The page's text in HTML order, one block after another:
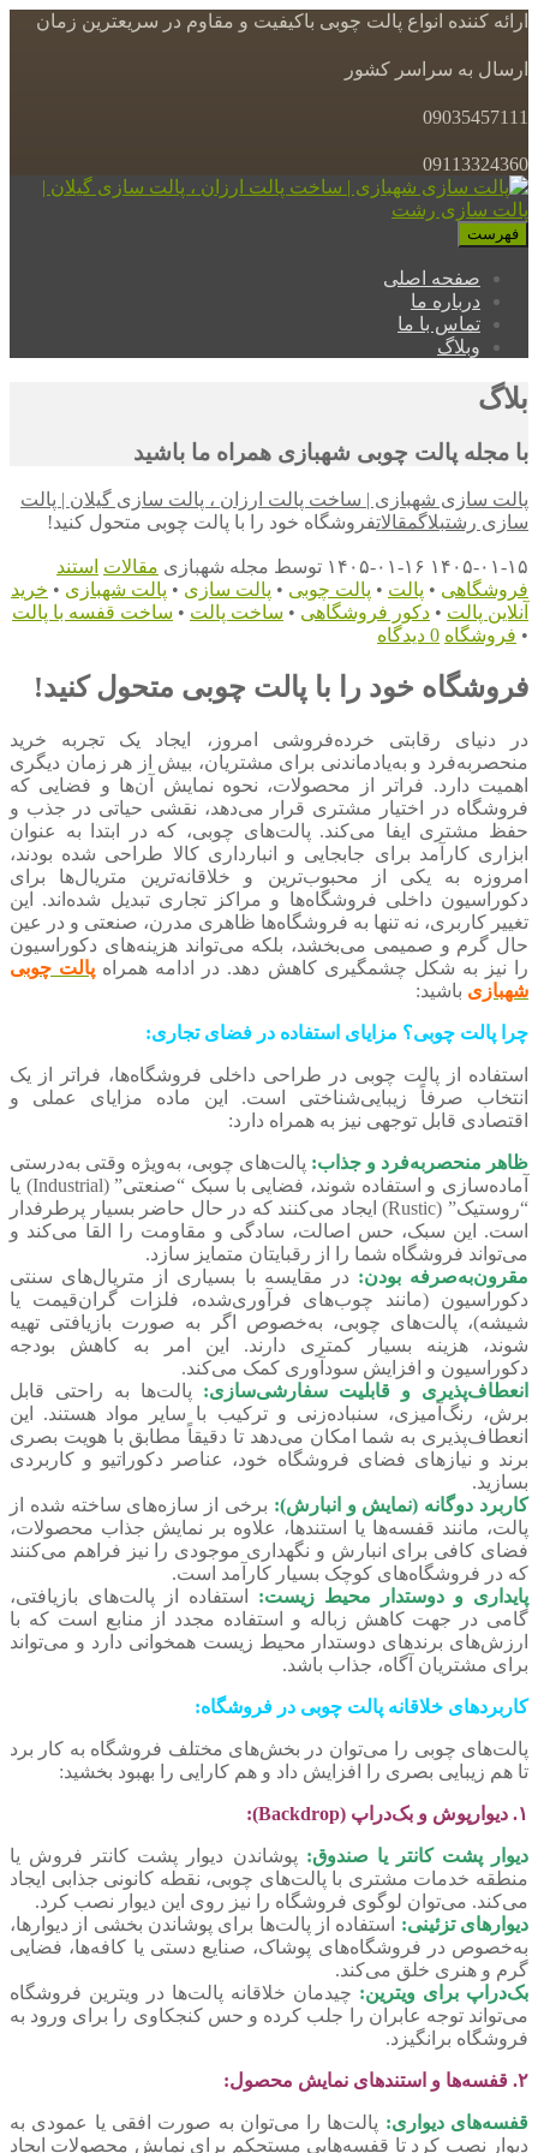
ارائه کننده انواع پالت چوبی باکیفیت و مقاوم در سریعترین زمان
ارسال به سراسر کشور
09035457111
09113324360
فهرست
صفحه اصلی
درباره ما
تماس با ما
وبلاگ
بلاگ
با مجله پالت چوبی شهبازی همراه ما باشید
پالت سازی شهبازی | ساخت پالت ارزان ، پالت سازی گیلان | پالت
سازی رشتبلاگمقالاتفروشگاه خود را با پالت چوبی متحول کنید!
۱۴۰۵-۰۱-۱۵ ۱۴۰۵-۰۱-۱۶ توسط مجله شهبازی مقالات استند
فروشگاهی • پالت • پالت چوبی • پالت سازی • پالت شهبازی • خرید
آنلاین پالت • دکور فروشگاهی • ساخت پالت • ساخت قفسه با پالت
• فروشگاه 0 دیدگاه
فروشگاه خود را با پالت چوبی متحول کنید!
در دنیای رقابتی خرده‌فروشی امروز، ایجاد یک تجربه خرید
منحصربه‌فرد و به‌یادماندنی برای مشتریان، بیش از هر زمان دیگری
اهمیت دارد. فراتر از محصولات، نحوه نمایش آن‌ها و فضایی که
فروشگاه در اختیار مشتری قرار می‌دهد، نقشی حیاتی در جذب و
حفظ مشتری ایفا می‌کند. پالت‌های چوبی، که در ابتدا به عنوان
ابزاری کارآمد برای جابجایی و انبارداری کالا طراحی شده بودند،
امروزه به یکی از محبوب‌ترین و خلاقانه‌ترین متریال‌ها برای
دکوراسیون داخلی فروشگاه‌ها و مراکز تجاری تبدیل شده‌اند. این
تغییر کاربری، نه تنها به فروشگاه‌ها ظاهری مدرن، صنعتی و در عین
حال گرم و صمیمی می‌بخشد، بلکه می‌تواند هزینه‌های دکوراسیون
را نیز به شکل چشمگیری کاهش دهد. در ادامه همراه پالت چوبی
شهبازی باشید:
چرا پالت چوبی؟ مزایای استفاده در فضای تجاری:
استفاده از پالت چوبی در طراحی داخلی فروشگاه‌ها، فراتر از یک
انتخاب صرفاً زیبایی‌شناختی است. این ماده مزایای عملی و
اقتصادی قابل توجهی نیز به همراه دارد:
ظاهر منحصربه‌فرد و جذاب: پالت‌های چوبی، به‌ویژه وقتی به‌درستی
آماده‌سازی و استفاده شوند، فضایی با سبک “صنعتی” (Industrial) یا
“روستیک” (Rustic) ایجاد می‌کنند که در حال حاضر بسیار پرطرفدار
است. این سبک، حس اصالت، سادگی و مقاومت را القا می‌کند و
می‌تواند فروشگاه شما را از رقبایتان متمایز سازد.
مقرون‌به‌صرفه بودن: در مقایسه با بسیاری از متریال‌های سنتی
دکوراسیون (مانند چوب‌های فرآوری‌شده، فلزات گران‌قیمت یا
شیشه)، پالت‌های چوبی، به‌خصوص اگر به صورت بازیافتی تهیه
شوند، هزینه بسیار کمتری دارند. این امر به کاهش بودجه
دکوراسیون و افزایش سودآوری کمک می‌کند.
انعطاف‌پذیری و قابلیت سفارشی‌سازی: پالت‌ها به راحتی قابل
برش، رنگ‌آمیزی، سنباده‌زنی و ترکیب با سایر مواد هستند. این
انعطاف‌پذیری به شما امکان می‌دهد تا دقیقاً مطابق با هویت بصری
برند و نیازهای فضای فروشگاه خود، عناصر دکوراتیو و کاربردی
بسازید.
کاربرد دوگانه (نمایش و انبارش): برخی از سازه‌های ساخته شده از
پالت، مانند قفسه‌ها یا استندها، علاوه بر نمایش جذاب محصولات،
فضای کافی برای انبارش و نگهداری موجودی را نیز فراهم می‌کنند
که در فروشگاه‌های کوچک بسیار کارآمد است.
پایداری و دوستدار محیط زیست: استفاده از پالت‌های بازیافتی،
گامی در جهت کاهش زباله و استفاده مجدد از منابع است که با
ارزش‌های برندهای دوستدار محیط زیست همخوانی دارد و می‌تواند
برای مشتریان آگاه، جذاب باشد.
کاربردهای خلاقانه پالت چوبی در فروشگاه:
پالت‌های چوبی را می‌توان در بخش‌های مختلف فروشگاه به کار برد
تا هم زیبایی بصری را افزایش داد و هم کارایی را بهبود بخشید:
۱. دیوارپوش و بک‌دراپ (Backdrop):
دیوار پشت کانتر یا صندوق: پوشاندن دیوار پشت کانتر فروش یا
منطقه خدمات مشتری با پالت‌های چوبی، نقطه کانونی جذابی ایجاد
می‌کند. می‌توان لوگوی فروشگاه را نیز روی این دیوار نصب کرد.
دیوارهای تزئینی: استفاده از پالت‌ها برای پوشاندن بخشی از دیوارها،
به‌خصوص در فروشگاه‌های پوشاک، صنایع دستی یا کافه‌ها، فضایی
گرم و هنری خلق می‌کند.
بک‌دراپ برای ویترین: چیدمان خلاقانه پالت‌ها در ویترین فروشگاه
می‌تواند توجه عابران را جلب کرده و حس کنجکاوی را برای ورود به
فروشگاه برانگیزد.
۲. قفسه‌ها و استندهای نمایش محصول:
قفسه‌های دیواری: پالت‌ها را می‌توان به صورت افقی یا عمودی به
دیوار نصب کرد تا قفسه‌هایی مستحکم برای نمایش محصولات ایجاد